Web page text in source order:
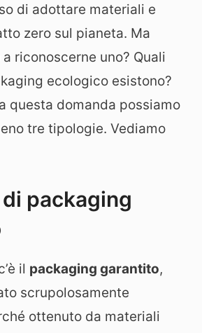
di adottare materiali e
zero sul pianeta. Ma
riconoscerne uno? Quali
ecologico esistono?
questa domanda possiamo
tre tipologie. Vediamo
packaging
il packaging garantito,
scrupolosamente
ottenuto da materiali